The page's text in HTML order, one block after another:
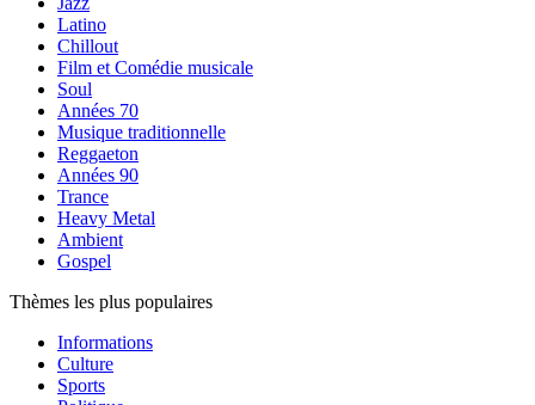
Latino
Chillout
Film et Comédie musicale
Soul
Années 70
Musique traditionnelle
Reggaeton
Années 90
Trance
Heavy Metal
Ambient
Gospel
Thèmes les plus populaires
Informations
Culture
Sports